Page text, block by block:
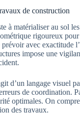
de construction
à matérialiser au sol
rigoureux
avec exactitude
impose une
d’un langage visuel
de coordination.
optimales. On
des travaux.